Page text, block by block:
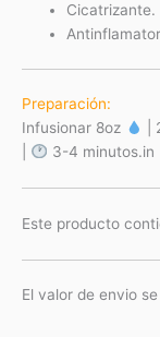
Cicatrizante.
Preparación:
Infusionar 8oz
|
3-4 minutos.in
Este producto
El valor de envio